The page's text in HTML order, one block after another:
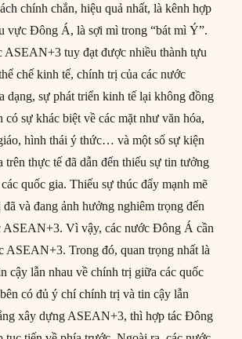
chính chắn, hiệu quả nhất, là kênh hợp
vực Đông Á, là sợi mì trong “bát mì Ý”.
ASEAN+3 tuy đạt được nhiều thành tựu
chế kinh tế, chính trị của các nước
dạng, sự phát triển kinh tế lại không đồng
có sự khác biệt về các mặt như văn hóa,
hình thái ý thức… và một số sự kiện
trên thực tế đã dẫn đến thiếu sự tin tưởng
quốc gia. Thiếu sự thúc đẩy mạnh mẽ
và đang ảnh hưởng nghiêm trọng đến
ASEAN+3. Vì vậy, các nước Đông Á cần
ASEAN+3. Trong đó, quan trọng nhất là
cậy lẫn nhau về chính trị giữa các quốc
có đủ ý chí chính trị và tin cậy lẫn
xây dựng ASEAN+3, thì hợp tác Đông